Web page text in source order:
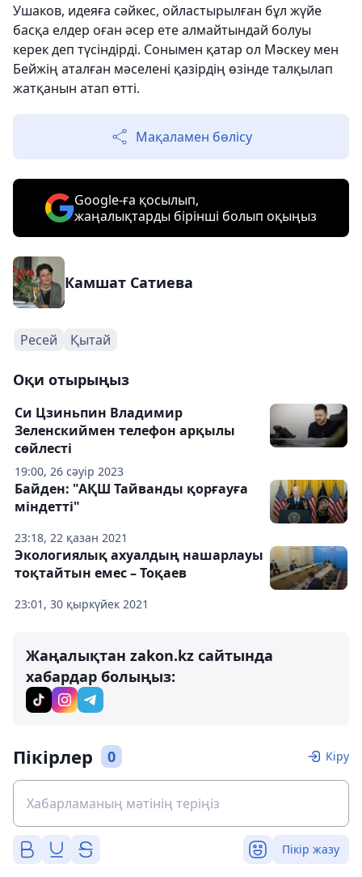
Ушаков, идеяға сәйкес, ойластырылған бұл жүйе
басқа елдер оған әсер ете алмайтындай болуы
керек деп түсіндірді. Сонымен қатар ол Мәскеу мен
Бейжің аталған мәселені қазірдің өзінде талқылап
жатқанын атап өтті.
Мақаламен бөлісу
Google-ға қосылып,
жаңалықтарды бірінші болып оқыңыз
Камшат Сатиева
Ресей Қытай
Оқи отырыңыз
19:00, 26 сәуір 2023
Си Цзиньпин Владимир
Зеленскиймен телефон арқылы
сөйлесті
23:18, 22 қазан 2021
Байден: "АҚШ Тайванды қорғауға
міндетті"
23:01, 30 қыркүйек 2021
Экологиялық ахуалдың нашарлауы
тоқтайтын емес – Тоқаев
Жаңалықтан zakon.kz сайтында
хабардар болыңыз:
Пікірлер 0 Кіру
Пікір жазу